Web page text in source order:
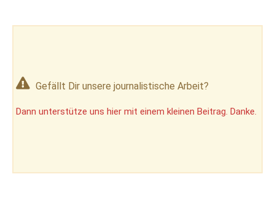
Gefällt Dir unsere journalistische Arbeit?
Dann unterstütze uns hier mit einem kleinen Beitrag. Danke.